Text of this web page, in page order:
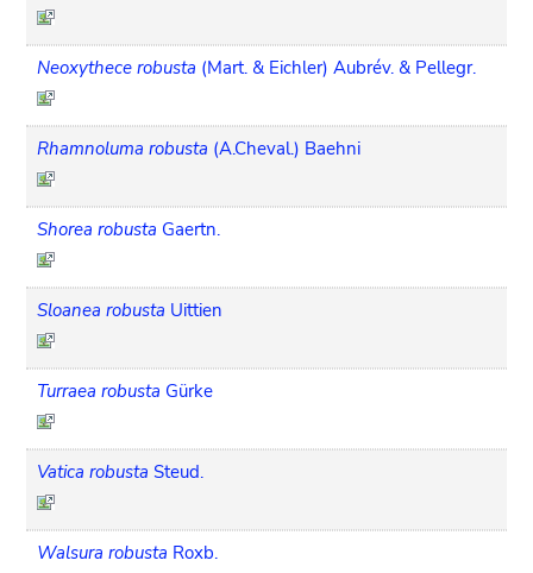
Neoxythece robusta (Mart. & Eichler) Aubrév. & Pellegr.
Rhamnoluma robusta (A.Cheval.) Baehni
Shorea robusta Gaertn.
Sloanea robusta Uittien
Turraea robusta Gürke
Vatica robusta Steud.
Walsura robusta Roxb.